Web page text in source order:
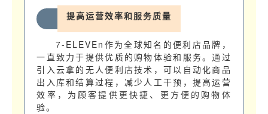
提高运营效率和服务质量
7-ELEVEn作为全球知名的便利店品牌，
一直致力于提供优质的购物体验和服务。通过
引入云拿的无人便利店技术，可以自动化商品
出入库和结算过程，减少人工干预，提高运营
效率，为顾客提供更快捷、更方便的购物体
验。